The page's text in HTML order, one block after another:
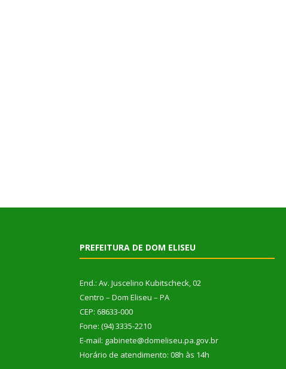
PREFEITURA DE DOM ELISEU
End.: Av. Juscelino Kubitscheck, 02
Centro – Dom Eliseu – PA
CEP: 68633-000
Fone: (94) 3335-2210
E-mail: gabinete@domeliseu.pa.gov.br
Horário de atendimento: 08h às 14h